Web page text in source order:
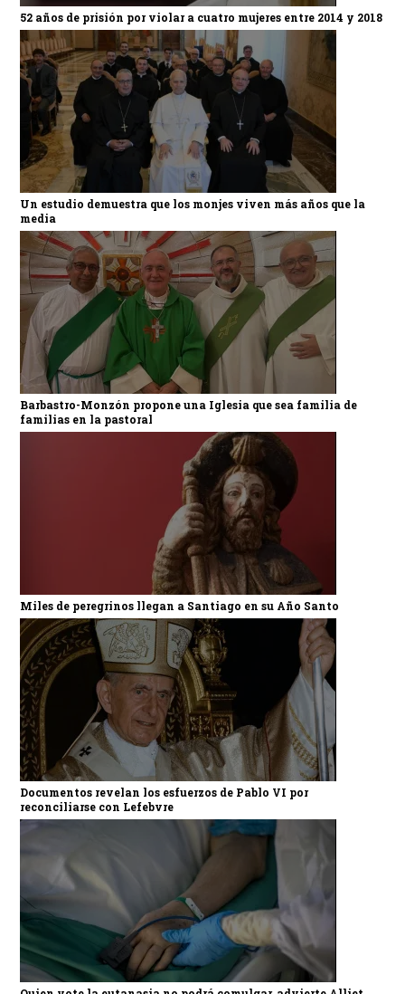
52 años de prisión por violar a cuatro mujeres entre 2014 y 2018
Un estudio demuestra que los monjes viven más años que la
media
Barbastro-Monzón propone una Iglesia que sea familia de
familias en la pastoral
Miles de peregrinos llegan a Santiago en su Año Santo
Documentos revelan los esfuerzos de Pablo VI por
reconciliarse con Lefebvre